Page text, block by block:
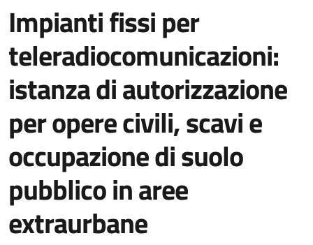
Impianti fissi per
teleradiocomunicazioni:
istanza di autorizzazione
per opere civili, scavi e
occupazione di suolo
pubblico in aree
extraurbane